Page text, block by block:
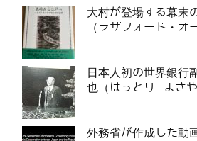
大村が登場する幕末
（ラザフォード・オ
日本人初の世界銀行
也（はっとり まさ
外務省が作成した動